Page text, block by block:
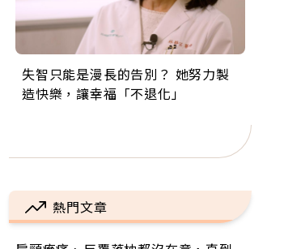
失智只能是漫長的告別？ 她努力製
造快樂，讓幸福「不退化」
來自剛果的巧克力神父 為台灣奉獻
36年 「台灣是我的家，我連作夢都
63歲卸矽谷副總、搬回台灣找快
樂！「蛋黃哥小丑」走進安養院，
104歲打破金氏世界紀錄 成為全球
最年長羽球選手，分享長壽的秘密
事業巔峰他選擇追夢…黑手阿伯拉
小提琴還登上小巨蛋！連CNN都大
熱門文章